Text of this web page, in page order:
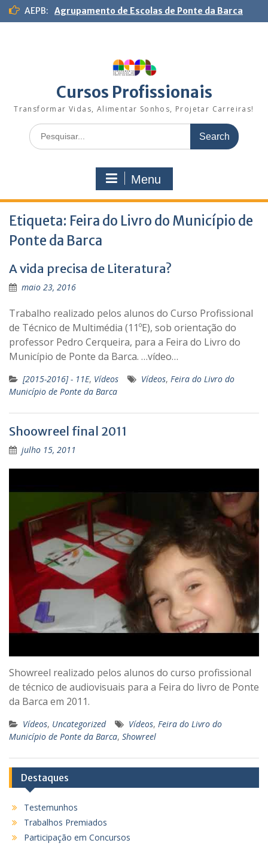
AEPB: Agrupamento de Escolas de Ponte da Barca
Cursos Profissionais
Transformar Vidas, Alimentar Sonhos, Projetar Carreiras!
S
e
f
o
r
:
Menu
Etiqueta: Feira do Livro do Município de
Ponte da Barca
A vida precisa de Literatura?
maio 23, 2016
Trabalho realizado pelos alunos do Curso Profissional
de Técnico de Multimédia (11ºE), sob orientação do
professor Pedro Cerqueira, para a Feira do Livro do
Município de Ponte da Barca. …vídeo…
[2015-2016] - 11E, Vídeos Vídeos, Feira do Livro do
Município de Ponte da Barca
Shoowreel final 2011
julho 15, 2011
Showreel realizado pelos alunos do curso profissional
de técnico de audiovisuais para a Feira do livro de Ponte
da Barca em 2011.
Vídeos, Uncategorized Vídeos, Feira do Livro do
Município de Ponte da Barca, Showreel
Destaques
Testemunhos
Trabalhos Premiados
Participação em Concursos